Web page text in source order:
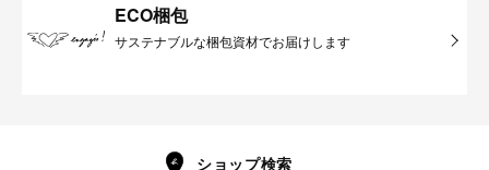
ECO梱包
サステナブルな梱包資材でお届けします
ショップ検索